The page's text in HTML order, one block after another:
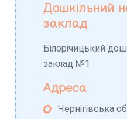
Дошкільний
заклад
Білорічицький
заклад №1
Адреса
Чернігівська